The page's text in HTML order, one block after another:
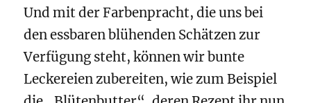
Und mit der Farbenpracht, die uns bei
den essbaren blühenden Schätzen zur
Verfügung steht, können wir bunte
Leckereien zubereiten, wie zum Beispiel